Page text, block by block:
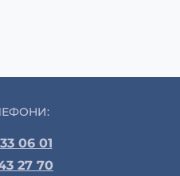
06 01
27 70